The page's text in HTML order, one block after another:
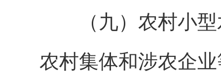
（九）农村小
农村集体和涉农企